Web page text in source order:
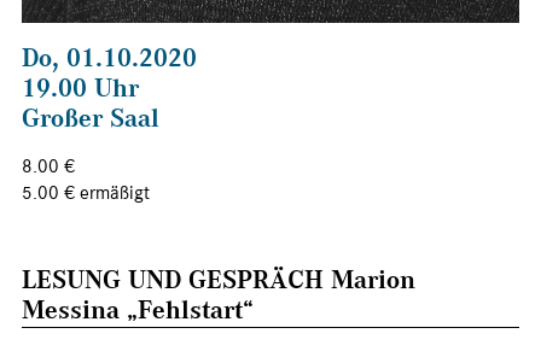
Do, 01.10.2020
19.00 Uhr
Großer Saal
8.00 €
5.00 € ermäßigt
LESUNG UND GESPRÄCH Marion
Messina „Fehlstart“